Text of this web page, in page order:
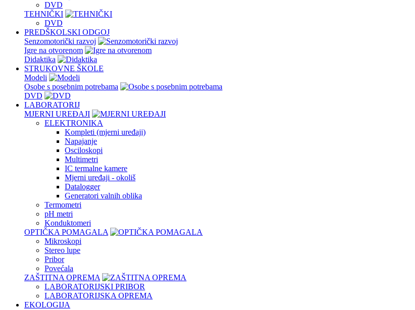
DVD
TEHNIČKI
DVD
PREDŠKOLSKI ODGOJ
Senzomotorički razvoj
Igre na otvorenom
Didaktika
STRUKOVNE ŠKOLE
Modeli
Osobe s posebnim potrebama
DVD
LABORATORIJ
MJERNI UREĐAJI
ELEKTRONIKA
Kompleti (mjerni uređaji)
Napajanje
Osciloskopi
Multimetri
IC termalne kamere
Mjerni uređaji - okoliš
Datalogger
Generatori valnih oblika
Termometri
pH metri
Konduktomeri
OPTIČKA POMAGALA
Mikroskopi
Stereo lupe
Pribor
Povećala
ZAŠTITNA OPREMA
LABORATORIJSKI PRIBOR
LABORATORIJSKA OPREMA
EKOLOGIJA